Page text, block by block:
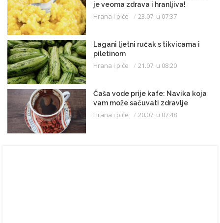
je veoma zdrava i hranljiva!
Hrana i piće 23.07. u 07:37
Lagani ljetni ručak s tikvicama i
piletinom
Hrana i piće 21.07. u 08:20
Čaša vode prije kafe: Navika koja
vam može sačuvati zdravlje
Hrana i piće 20.07. u 07:48